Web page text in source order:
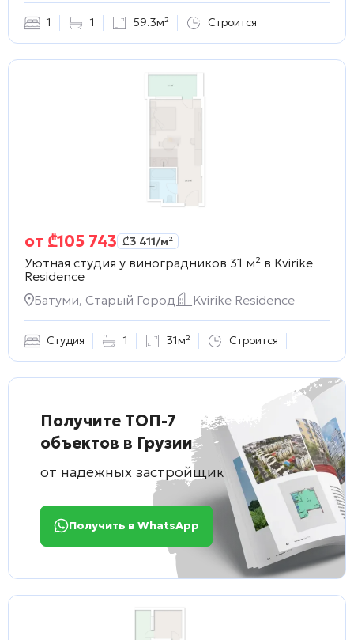
1 1 59.3м² Строится
от ₾105 743 ₾3 411/м²
Уютная студия у виноградников 31 м² в Kvirike
Residence
Батуми, Старый Город
Kvirike Residence
Студия 1 31м² Строится
Получите ТОП-7
объектов в Грузии
от надежных застройщиков
Получить в WhatsApp